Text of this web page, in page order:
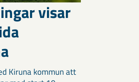
visar
Kiruna kommun att